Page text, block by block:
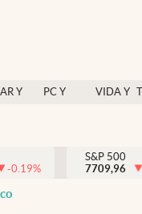
Y
PC Y
VIDA Y
México
-0.19%
S&P 500
7709,96